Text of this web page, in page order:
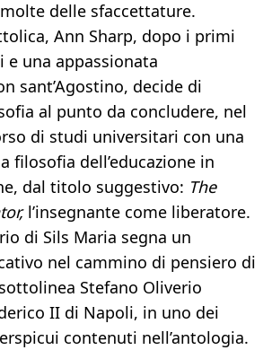
delle sfaccettature.
Ann Sharp, dopo i primi
una appassionata
sant’Agostino, decide di
al punto da concludere, nel
di studi universitari con una
filosofia dell’educazione in
dal titolo suggestivo: The
l’insegnante come liberatore.
di Sils Maria segna un
nel cammino di pensiero di
Stefano Oliverio
II di Napoli, in uno dei
contenuti nell’antologia.